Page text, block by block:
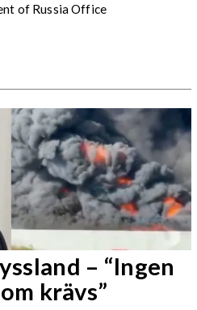
of Russia Office
– “Ingen
krävs”